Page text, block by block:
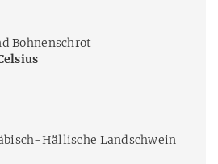
Bohnenschrot
Hällische Landschwein